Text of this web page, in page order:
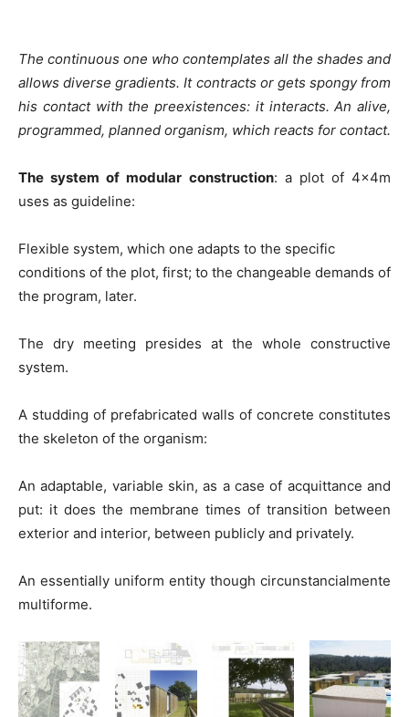
The continuous one who contemplates all the shades and
allows diverse gradients. It contracts or gets spongy from
his contact with the preexistences: it interacts. An alive,
programmed, planned organism, which reacts for contact.
The system of modular construction: a plot of 4x4m
uses as guideline:
Flexible system, which one adapts to the specific
conditions of the plot, first; to the changeable demands of
the program, later.
The dry meeting presides at the whole constructive
system.
A studding of prefabricated walls of concrete constitutes
the skeleton of the organism:
An adaptable, variable skin, as a case of acquittance and
put: it does the membrane times of transition between
exterior and interior, between publicly and privately.
An essentially uniform entity though circunstancialmente
multiforme.